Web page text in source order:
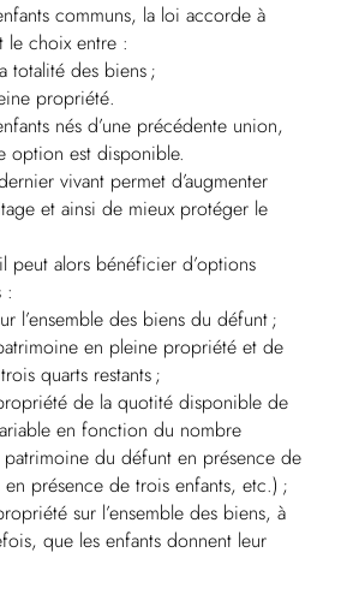
communs, la loi accorde à
le choix entre :
totalité des biens ;
propriété.
nés d’une précédente union,
option est disponible.
vivant permet d’augmenter
et ainsi de mieux protéger le
peut alors bénéficier d’options
:
l’ensemble des biens du défunt ;
en pleine propriété et de
quarts restants ;
de la quotité disponible de
en fonction du nombre
du défunt en présence de
présence de trois enfants, etc.) ;
sur l’ensemble des biens, à
que les enfants donnent leur